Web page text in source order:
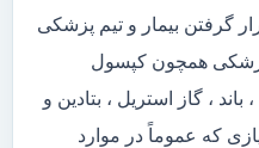
گرفتن بیمار و تیم پزشکی
همچون کپسول
، گاز استریل ، بتادین و
که عموماً در موارد